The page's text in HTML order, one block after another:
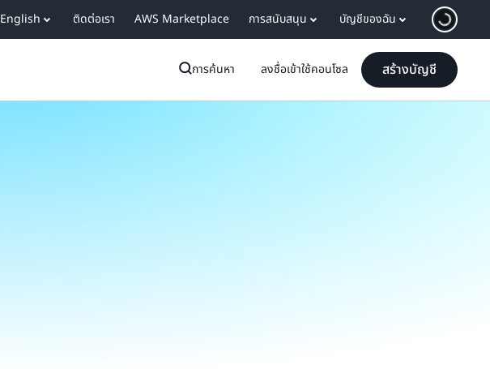
English ติดต่อเรา AWS Marketplace การสนับสนุน บัญชีของฉัน
การค้นหา ลงชื่อเข้าใช้คอนโซล สร้างบัญชี